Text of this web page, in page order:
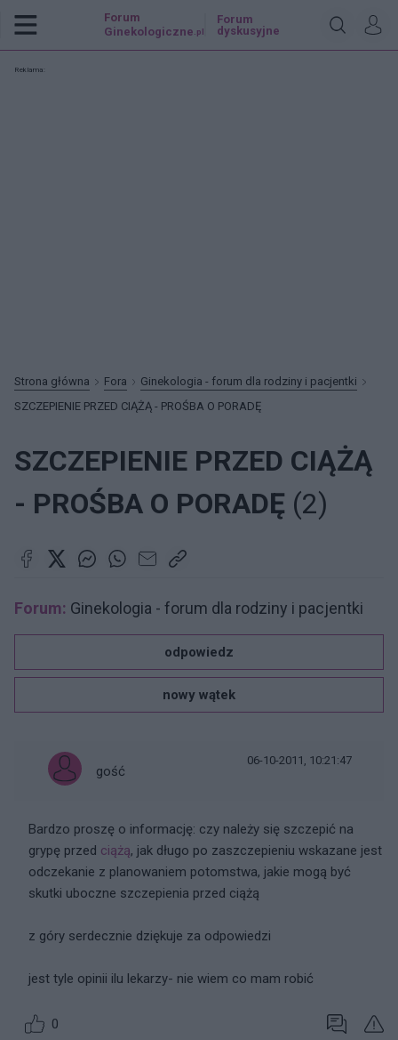
Forum
Ginekologiczne .pl
Forum
dyskusyjne
Reklama:
Strona główna Fora
Ginekologia - forum dla rodziny i pacjentki
SZCZEPIENIE PRZED CIĄŻĄ - PROŚBA O PORADĘ
SZCZEPIENIE PRZED CIĄŻĄ
- PROŚBA O PORADĘ (2)
Forum: Ginekologia - forum dla rodziny i pacjentki
odpowiedz
nowy wątek
gość
06-10-2011, 10:21:47
Bardzo proszę o informację: czy należy się szczepić na
grypę przed ciążą, jak długo po zaszczepieniu wskazane jest
odczekanie z planowaniem potomstwa, jakie mogą być
skutki uboczne szczepienia przed ciążą
z góry serdecznie dziękuje za odpowiedzi
jest tyle opinii ilu lekarzy- nie wiem co mam robić
0